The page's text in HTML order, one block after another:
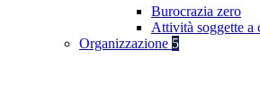
Burocrazia zero
Attività soggette a
Organizzazione 5